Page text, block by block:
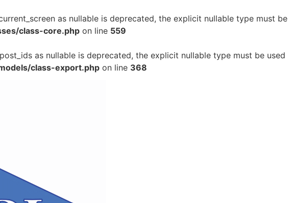
as nullable is deprecated, the explicit nullable type must be
class-core.php on line 559
as nullable is deprecated, the explicit nullable type must be used
class-export.php on line 368